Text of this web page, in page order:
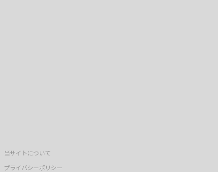
当サイトについて
プライバシーポリシー